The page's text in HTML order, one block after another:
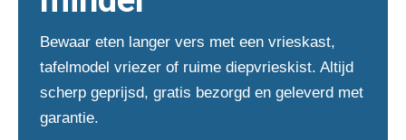
Bewaar eten langer vers met een vrieskast,
tafelmodel vriezer of ruime diepvrieskist. Altijd
scherp geprijsd, gratis bezorgd en geleverd met
garantie.